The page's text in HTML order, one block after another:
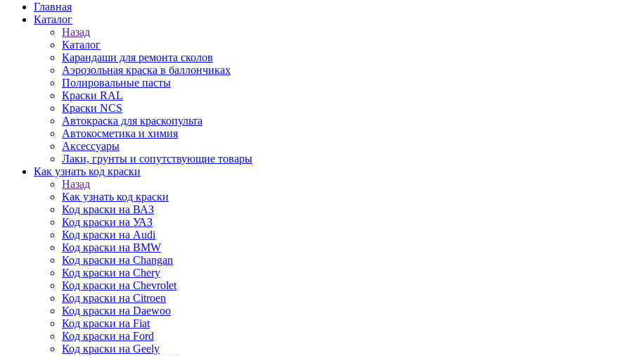
Главная
Каталог
Назад
Каталог
Карандаши для ремонта сколов
Аэрозольная краска в баллончиках
Полировальные пасты
Краски RAL
Краски NCS
Автокраска для краскопульта
Автокосметика и химия
Аксессуары
Лаки, грунты и сопутствующие товары
Как узнать код краски
Назад
Как узнать код краски
Код краски на ВАЗ
Код краски на УАЗ
Код краски на Audi
Код краски на BMW
Код краски на Changan
Код краски на Chery
Код краски на Chevrolet
Код краски на Citroen
Код краски на Daewoo
Код краски на Fiat
Код краски на Ford
Код краски на Geely